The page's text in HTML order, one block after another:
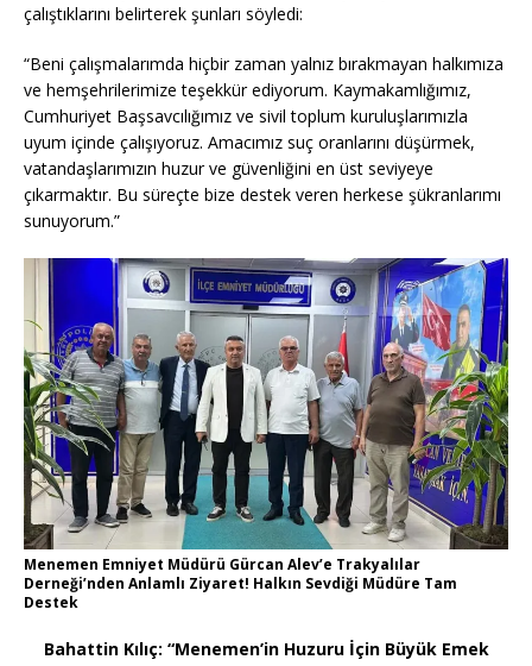
çalıştıklarını belirterek şunları söyledi:
“Beni çalışmalarımda hiçbir zaman yalnız bırakmayan halkımıza
ve hemşehrilerimize teşekkür ediyorum. Kaymakamlığımız,
Cumhuriyet Başsavcılığımız ve sivil toplum kuruluşlarımızla
uyum içinde çalışıyoruz. Amacımız suç oranlarını düşürmek,
vatandaşlarımızın huzur ve güvenliğini en üst seviyeye
çıkarmaktır. Bu süreçte bize destek veren herkese şükranlarımı
sunuyorum.”
Menemen Emniyet Müdürü Gürcan Alev’e Trakyalılar
Derneği’nden Anlamlı Ziyaret! Halkın Sevdiği Müdüre Tam
Destek
Bahattin Kılıç: “Menemen’in Huzuru İçin Büyük Emek